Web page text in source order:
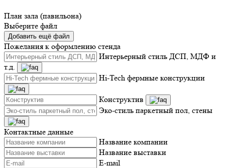
План зала (павильона)
Выберите файл
Добавить ещё файл
Пожелания к оформлению стенда
Интерьерный стиль ДСП, МДФ и
т.д.
Hi-Tech фермные конструкции
Конструктив
Эко-стиль паркетный пол, стены
Контактные данные
Название компании
Название выставки
E-mail